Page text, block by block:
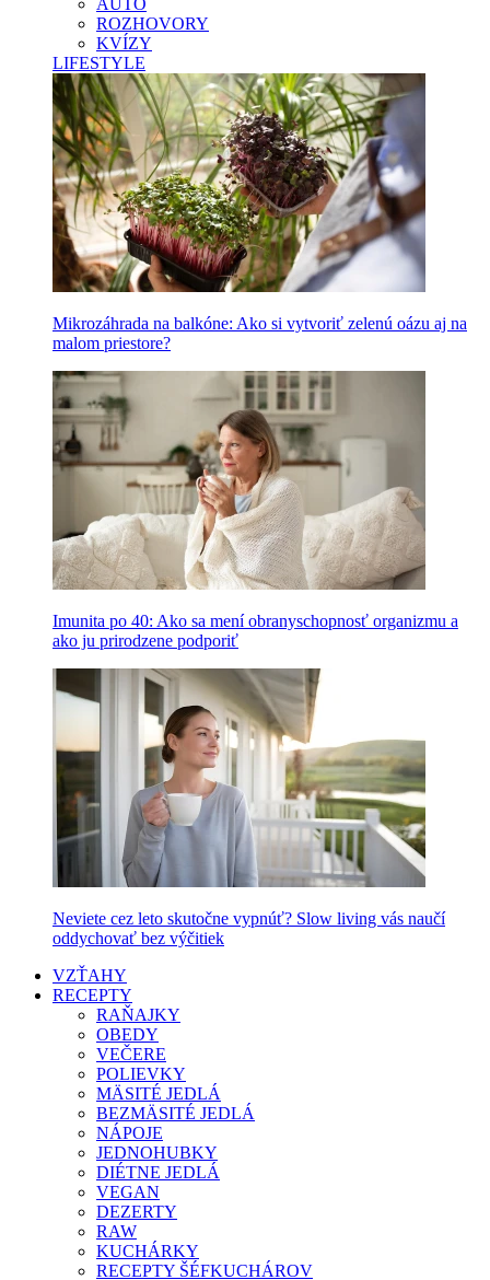
AUTO
ROZHOVORY
KVÍZY
LIFESTYLE
Mikrozáhrada na balkóne: Ako si vytvoriť zelenú oázu aj na
malom priestore?
Imunita po 40: Ako sa mení obranyschopnosť organizmu a
ako ju prirodzene podporiť
Neviete cez leto skutočne vypnúť? Slow living vás naučí
oddychovať bez výčitiek
VZŤAHY
RECEPTY
RAŇAJKY
OBEDY
VEČERE
POLIEVKY
MÄSITÉ JEDLÁ
BEZMÄSITÉ JEDLÁ
NÁPOJE
JEDNOHUBKY
DIÉTNE JEDLÁ
VEGAN
DEZERTY
RAW
KUCHÁRKY
RECEPTY ŠÉFKUCHÁROV